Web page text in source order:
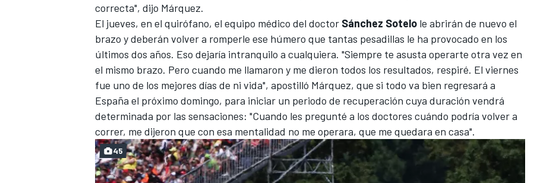
correcta", dijo Márquez.
El jueves, en el quirófano, el equipo médico del doctor Sánchez Sotelo le abrirán de nuevo el
brazo y deberán volver a romperle ese húmero que tantas pesadillas le ha provocado en los
últimos dos años. Eso dejaría intranquilo a cualquiera. "Siempre te asusta operarte otra vez en
el mismo brazo. Pero cuando me llamaron y me dieron todos los resultados, respiré. El viernes
fue uno de los mejores días de ni vida", apostilló Márquez, que si todo va bien regresará a
España el próximo domingo, para iniciar un periodo de recuperación cuya duración vendrá
determinada por las sensaciones: "Cuando les pregunté a los doctores cuándo podría volver a
correr, me dijeron que con esa mentalidad no me operara, que me quedara en casa".
45